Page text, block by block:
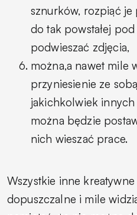
sznurków, rozpiąć
do tak powstałej
podwieszać zdjęcia,
można,a nawet mile
przyniesienie ze
jakichkolwiek
można będzie
nich wieszać prace.
Wszystkie inne kreatywne
dopuszczalne i mile